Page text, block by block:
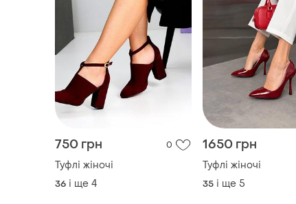
750 грн 0
Туфлі жіночі
36 і ще 4
1650 грн
Туфлі жіночі
ТОП оголошень